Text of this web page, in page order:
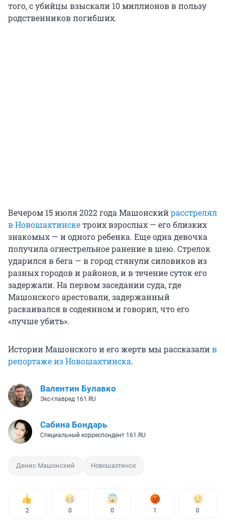
того, с убийцы взыскали 10 миллионов в пользу
родственников погибших.
Вечером 15 июля 2022 года Машонскийрасстрелял
в Новошахтинскетроих взрослых — его близких
знакомых — и одного ребенка. Еще одна девочка
получила огнестрельное ранение в шею. Стрелок
ударился в бега — в город стянули силовиков из
разных городов и районов, и в течение суток его
задержали. На первом заседании суда, где
Машонского арестовали, задержанный
раскаивался в содеянном и говорил, что его
«лучше убить».
Истории Машонского и его жертв мы рассказалив
репортаже из Новошахтинска.
Валентин Булавко
Экс-главред 161.RU
Сабина Бондарь
Специальный корреспондент 161.RU
Денис Машонский Новошахтинск
2 0 0 1 0